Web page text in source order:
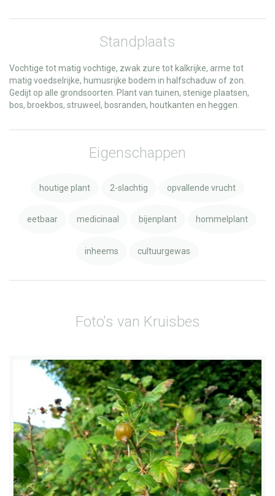
Standplaats
Vochtige tot matig vochtige, zwak zure tot kalkrijke, arme tot
matig voedselrijke, humusrijke bodem in halfschaduw of zon.
Gedijt op alle grondsoorten. Plant van tuinen, stenige plaatsen,
bos, broekbos, struweel, bosranden, houtkanten en heggen.
Eigenschappen
houtige plant 2-slachtig opvallende vrucht
eetbaar medicinaal bijenplant hommelplant
inheems cultuurgewas
Foto's van Kruisbes